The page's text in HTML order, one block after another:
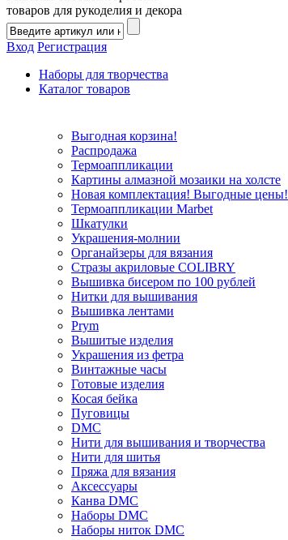
товаров для рукоделия и декора
Вход Регистрация
Наборы для творчества
Каталог товаров
Выгодная корзина!
Распродажа
Термоаппликации
Картины алмазной мозаики на холсте
Новая комплектация! Выгодные цены!
Термоаппликации Marbet
Шкатулки
Украшения-молнии
Органайзеры для вязания
Стразы акриловые COLIBRY
Вышивка бисером по 100 рублей
Нитки для вышивания
Вышивка лентами
Prym
Вышитые изделия
Украшения из фетра
Винтажные часы
Готовые изделия
Косая бейка
Пуговицы
DMC
Нити для вышивания и творчества
Нити для шитья
Пряжа для вязания
Аксессуары
Канва DMC
Наборы DMC
Наборы ниток DMC